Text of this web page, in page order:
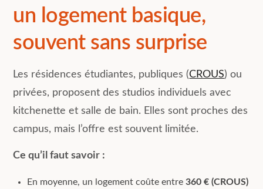
un logement basique,
souvent sans surprise
Les résidences étudiantes, publiques (CROUS) ou
privées, proposent des studios individuels avec
kitchenette et salle de bain. Elles sont proches des
campus, mais l’offre est souvent limitée.
Ce qu’il faut savoir :
En moyenne, un logement coûte entre360 € (CROUS)